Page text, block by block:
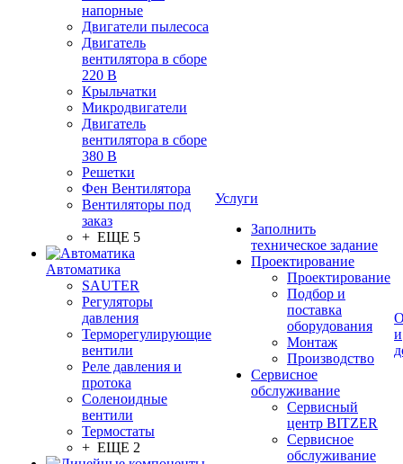
напорные
Двигатели пылесоса
Двигатель
вентилятора в сборе
220 В
Крыльчатки
Микродвигатели
Двигатель
вентилятора в сборе
380 В
Решетки
Фен Вентилятора
Вентиляторы под
заказ
+ ЕЩЕ 5
Автоматика
SAUTER
Регуляторы
давления
Терморегулирующие
вентили
Реле давления и
протока
Соленоидные
вентили
Термостаты
+ ЕЩЕ 2
Услуги
Заполнить
техническое задание
Проектирование
Проектирование
Подбор и
поставка
оборудования
Монтаж
Производство
Сервисное
обслуживание
Сервисный
центр BITZER
Сервисное
обслуживание
и